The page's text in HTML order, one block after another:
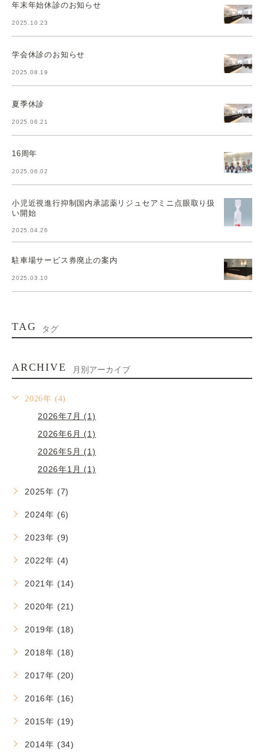
年末年始休診のお知らせ
2025.10.23
学会休診のお知らせ
2025.08.19
夏季休診
2025.06.21
16周年
2025.06.02
小児近視進行抑制国内承認薬リジュセアミニ点眼取り扱
い開始
2025.04.26
駐車場サービス券廃止の案内
2025.03.10
TAG タグ
ARCHIVE 月別アーカイブ
2026年 (4)
2026年7月 (1)
2026年6月 (1)
2026年5月 (1)
2026年1月 (1)
2025年 (7)
2024年 (6)
2023年 (9)
2022年 (4)
2021年 (14)
2020年 (21)
2019年 (18)
2018年 (18)
2017年 (20)
2016年 (16)
2015年 (19)
2014年 (34)